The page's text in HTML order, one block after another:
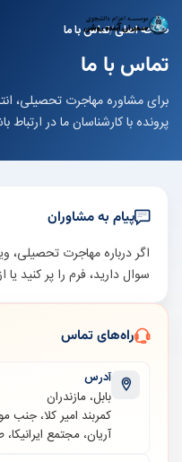
صفحه اصلی تماس با ما
تماس با ما
برای مشاوره مهاجرت تحصیلی،
پرونده با کارشناسان ما در ارتباط
پیام به مشاوران
اگر درباره مهاجرت تحصیلی،
سوال دارید، فرم را پر کنید
راه‌های تماس
آدرس
بابل، مازندران
کمربند امیر کلا،
آریان، مجتمع